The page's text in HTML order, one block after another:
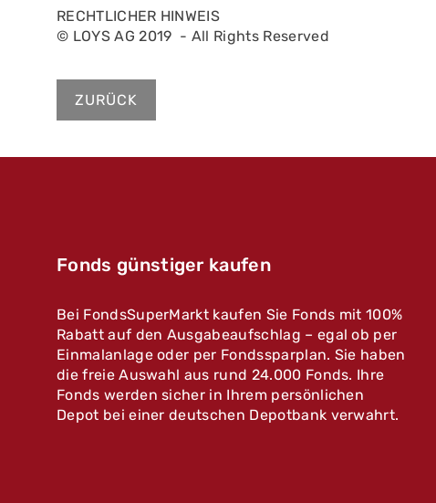
RECHTLICHER HINWEIS
© LOYS AG 2019 - All Rights Reserved
ZURÜCK
Fonds günstiger kaufen
Bei FondsSuperMarkt kaufen Sie Fonds mit 100%
Rabatt auf den Ausgabeaufschlag – egal ob per
Einmalanlage oder per Fondssparplan. Sie haben
die freie Auswahl aus rund 24.000 Fonds. Ihre
Fonds werden sicher in Ihrem persönlichen
Depot bei einer deutschen Depotbank verwahrt.